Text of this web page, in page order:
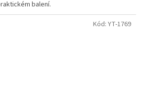
balení.
Kód: YT-1769